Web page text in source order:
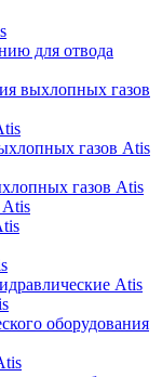
для отвода
выхлопных газов
газов Atis
газов Atis
Atis
Atis
оборудования